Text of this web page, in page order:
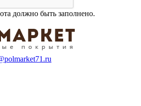
должно быть заполнено.